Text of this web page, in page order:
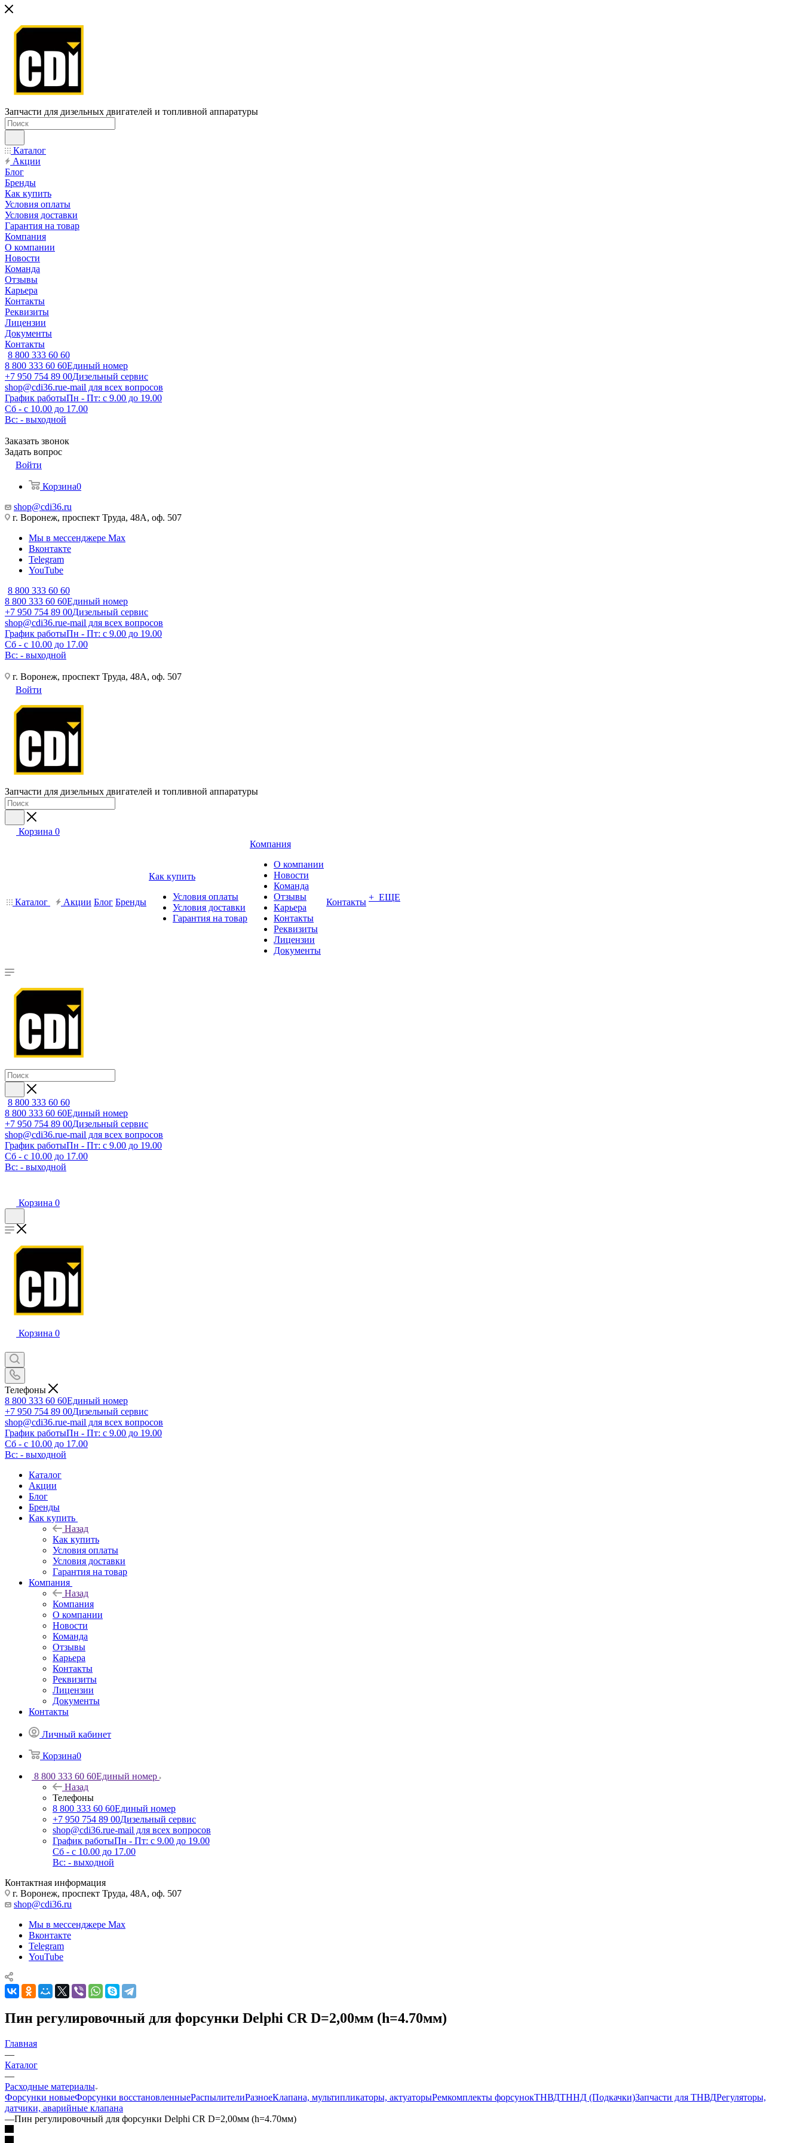
Запчасти для дизельных двигателей и топливной аппаратуры
Каталог
Акции
Блог
Бренды
Как купить
Условия оплаты
Условия доставки
Гарантия на товар
Компания
О компании
Новости
Команда
Отзывы
Карьера
Контакты
Реквизиты
Лицензии
Документы
Контакты
8 800 333 60 60
8 800 333 60 60Единый номер
+7 950 754 89 00Дизельный сервис
shop@cdi36.rue-mail для всех вопросов
График работыПн - Пт: с 9.00 до 19.00
Сб - с 10.00 до 17.00
Вс: - выходной
Заказать звонок
Задать вопрос
Войти
Корзина0
shop@cdi36.ru
г. Воронеж, проспект Труда, 48А, оф. 507
Мы в мессенджере Max
Вконтакте
Telegram
YouTube
8 800 333 60 60
8 800 333 60 60Единый номер
+7 950 754 89 00Дизельный сервис
shop@cdi36.rue-mail для всех вопросов
График работыПн - Пт: с 9.00 до 19.00
Сб - с 10.00 до 17.00
Вс: - выходной
г. Воронеж, проспект Труда, 48А, оф. 507
Войти
Запчасти для дизельных двигателей и топливной аппаратуры
Корзина 0
Каталог Акции Блог Бренды
Как купить
Условия оплаты
Условия доставки
Гарантия на товар
Компания
О компании
Новости
Команда
Отзывы
Карьера
Контакты
Реквизиты
Лицензии
Документы
Контакты + ЕЩЕ
8 800 333 60 60
8 800 333 60 60Единый номер
+7 950 754 89 00Дизельный сервис
shop@cdi36.rue-mail для всех вопросов
График работыПн - Пт: с 9.00 до 19.00
Сб - с 10.00 до 17.00
Вс: - выходной
Корзина 0
Корзина 0
Телефоны
8 800 333 60 60Единый номер
+7 950 754 89 00Дизельный сервис
shop@cdi36.rue-mail для всех вопросов
График работыПн - Пт: с 9.00 до 19.00
Сб - с 10.00 до 17.00
Вс: - выходной
Каталог
Акции
Блог
Бренды
Как купить
Назад
Как купить
Условия оплаты
Условия доставки
Гарантия на товар
Компания
Назад
Компания
О компании
Новости
Команда
Отзывы
Карьера
Контакты
Реквизиты
Лицензии
Документы
Контакты
Личный кабинет
Корзина0
8 800 333 60 60Единый номер
Назад
Телефоны
8 800 333 60 60Единый номер
+7 950 754 89 00Дизельный сервис
shop@cdi36.rue-mail для всех вопросов
График работыПн - Пт: с 9.00 до 19.00
Сб - с 10.00 до 17.00
Вс: - выходной
Контактная информация
г. Воронеж, проспект Труда, 48А, оф. 507
shop@cdi36.ru
Мы в мессенджере Max
Вконтакте
Telegram
YouTube
Пин регулировочный для форсунки Delphi CR D=2,00мм (h=4.70мм)
Главная
—
Каталог
—
Расходные материалы
Форсунки новыеФорсунки восстановленныеРаспылителиРазноеКлапана, мультипликаторы, актуаторыРемкомплекты форсунокТНВДТННД (Подкачки)Запчасти для ТНВДРегуляторы,
датчики, аварийные клапана
—Пин регулировочный для форсунки Delphi CR D=2,00мм (h=4.70мм)